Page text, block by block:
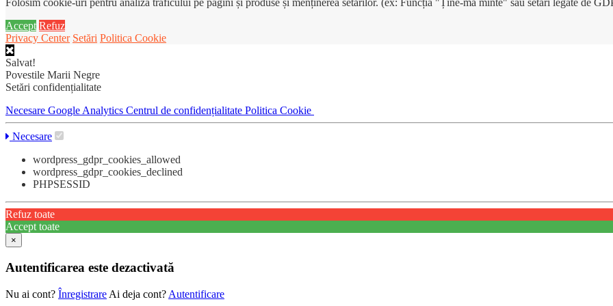
Folosim cookie-uri pentru analiza traficului pe pagini și produse și menținerea setărilor. (ex: Funcția "Ține-mă minte" sau setări legate de
Accept Refuz
Privacy Center Setări Politica Cookie
Salvat!
Povestile Marii Negre
Setări confidențialitate
Necesare Google Analytics Centrul de confidențialitate Politica Cookie
Necesare
wordpress_gdpr_cookies_allowed
wordpress_gdpr_cookies_declined
PHPSESSID
Refuz toate
Accept toate
×
Autentificarea este dezactivată
Nu ai cont? Înregistrare Ai deja cont? Autentificare